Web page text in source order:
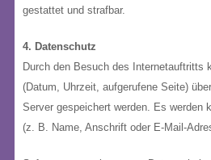
gestattet und strafbar.
4. Datenschutz
Durch den Besuch des Internetauftritts
(Datum, Uhrzeit, aufgerufene Seite)
Server gespeichert werden. Es werden
(z. B. Name, Anschrift oder E-Mail-